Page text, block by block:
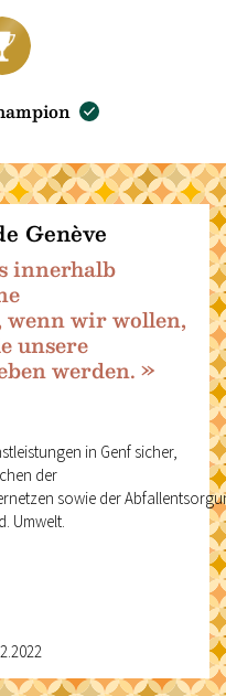
Genève
innerhalb
wenn wir wollen,
unsere
werden. »
in Genf sicher,
der
sowie der
Umwelt.